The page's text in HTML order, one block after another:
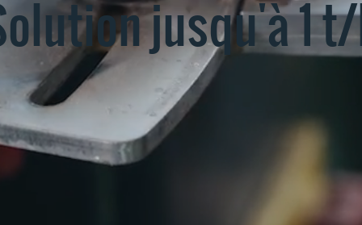
jusqu'à 1